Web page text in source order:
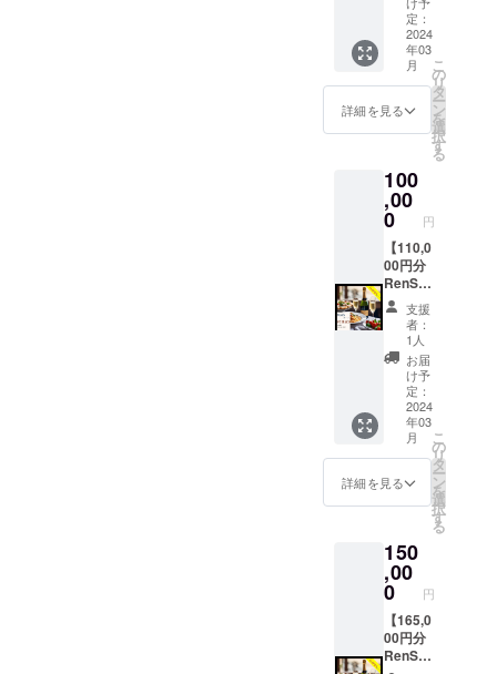
してご
利用い
ただけ
ます ・
複数人
のお会
計で利
の金額
以下の
場合、
次回来
店時に
繰り越
し利用
可 ・ド
リンク
のみで
も利用
効期限
RenSa
オープ
ンから5
年間と
なりま
利用に
際し
て、お
釣りは
ご容赦
いただ
いてお
定：
2024
年03
月
詳細を見る
こ
の
リ
タ
ー
ン
を
選
択
す
る
100
,00
0 円
【110,0
00円分
RenSa
カー
ド】 お
会計の
際に割
引券と
してご
利用い
ただけ
ます ・
複数人
のお会
計で利
の金額
以下の
場合、
次回来
店時に
繰り越
し利用
支援
者：
1人
お届
け予
定：
2024
年03
月
詳細を見る
こ
の
リ
タ
ー
ン
を
選
択
す
る
150
,00
0 円
【165,0
00円分
RenSa